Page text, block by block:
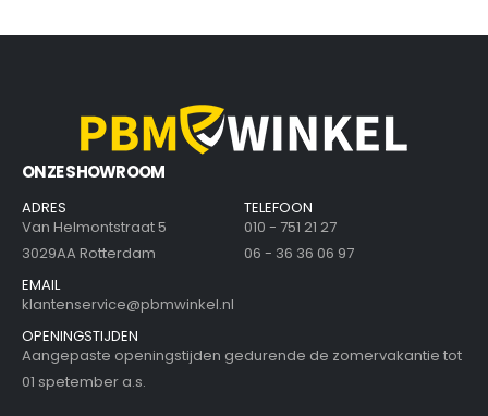
ONZE SHOWROOM
ADRES
Van Helmontstraat 5
3029AA Rotterdam
TELEFOON
010 - 751 21 27
06 - 36 36 06 97
EMAIL
klantenservice@pbmwinkel.nl
OPENINGSTIJDEN
Aangepaste openingstijden gedurende de zomervakantie tot
01 spetember a.s.